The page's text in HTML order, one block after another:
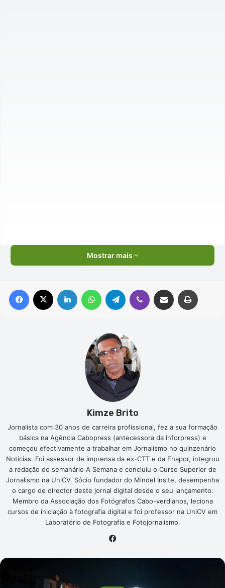
Mostrar mais
Facebook Linkedin WhatsAppTelegram Viber Compartilhar via e-mail
Kimze Brito
Jornalista com 30 anos de carreira profissional, fez a sua formação
básica na Agência Cabopress (antecessora da Inforpress) e
começou efectivamente a trabalhar em Jornalismo no quinzenário
Notícias. Foi assessor de imprensa da ex-CTT e da Enapor, integrou
a redação do semanário A Semana e concluiu o Curso Superior de
Jornalismo na UniCV. Sócio fundador do Mindel Insite, desempenha
o cargo de director deste jornal digital desde o seu lançamento.
Membro da Associação dos Fotógrafos Cabo-verdianos, leciona
cursos de iniciação à fotografia digital e foi professor na UniCV em
Laboratório de Fotografia e Fotojornalismo.